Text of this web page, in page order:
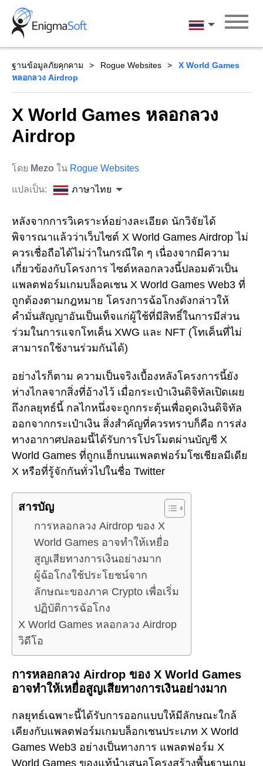
Skip
content
ภาษาไทย
ฐานข้อมูลภัยคุกคาม Rogue Websites
X World Games
หลอกลวง Airdrop
X World Games หลอกลวง
Airdrop
โดย Mezo ใน Rogue Websites
แปลเป็น: ภาษาไทย
หลังจากการวิเคราะห์อย่างละเอียด นักวิจัยได้
พิจารณาแล้วว่าเว็บไซต์ X World Games Airdrop ไม่
ควรเชื่อถือได้ไม่ว่าในกรณีใด ๆ เนื่องจากมีความ
เกี่ยวข้องกับโครงการ ไซต์หลอกลวงนี้ปลอมตัวเป็น
แพลตฟอร์มเกมบล็อคเชน X World Games Web3 ที่
ถูกต้องตามกฎหมาย โครงการฉ้อโกงดังกล่าวให้
คำมั่นสัญญาอันเป็นเท็จแก่ผู้ใช้ที่มีสิทธิ์ในการมีส่วน
ร่วมในการแจกโทเค็น XWG และ NFT (โทเค็นที่ไม่
สามารถใช้งานร่วมกันได้)
อย่างไรก็ตาม ความเป็นจริงเบื้องหลังโครงการนี้ยัง
ห่างไกลจากสิ่งที่อ้างไว้ เมื่อกระเป๋าเงินดิจิทัลเปิดเผย
ถึงกลยุทธ์นี้ กลไกหนึ่งจะถูกกระตุ้นเพื่อดูดเงินดิจิทัล
ออกจากกระเป๋าเงิน สิ่งสำคัญที่ควรทราบก็คือ การส่ง
ทางอากาศปลอมนี้ได้รับการโปรโมตผ่านบัญชี X
World Games ที่ถูกแฮ็กบนแพลตฟอร์มโซเชียลมีเดีย
X หรือที่รู้จักกันทั่วไปในชื่อ Twitter
สารบัญ
การหลอกลวง Airdrop ของ X
World Games อาจทำให้เหยื่อ
สูญเสียทางการเงินอย่างมาก
ผู้ฉ้อโกงใช้ประโยชน์จาก
ลักษณะของภาค Crypto เพื่อเริ่ม
ปฏิบัติการฉ้อโกง
X World Games หลอกลวง Airdrop
วิดีโอ
การหลอกลวง Airdrop ของ X World Games
อาจทำให้เหยื่อสูญเสียทางการเงินอย่างมาก
กลยุทธ์เฉพาะนี้ได้รับการออกแบบให้มีลักษณะใกล้
เคียงกับแพลตฟอร์มเกมบล็อกเชนประเภท X World
Games Web3 อย่างเป็นทางการ แพลตฟอร์ม X
World Games ของแท้นำเสนอโครงสร้างพื้นฐานเกม